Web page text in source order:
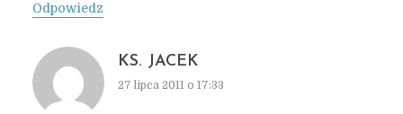
Odpowiedz
KS. JACEK
27 lipca 2011 o 17:33